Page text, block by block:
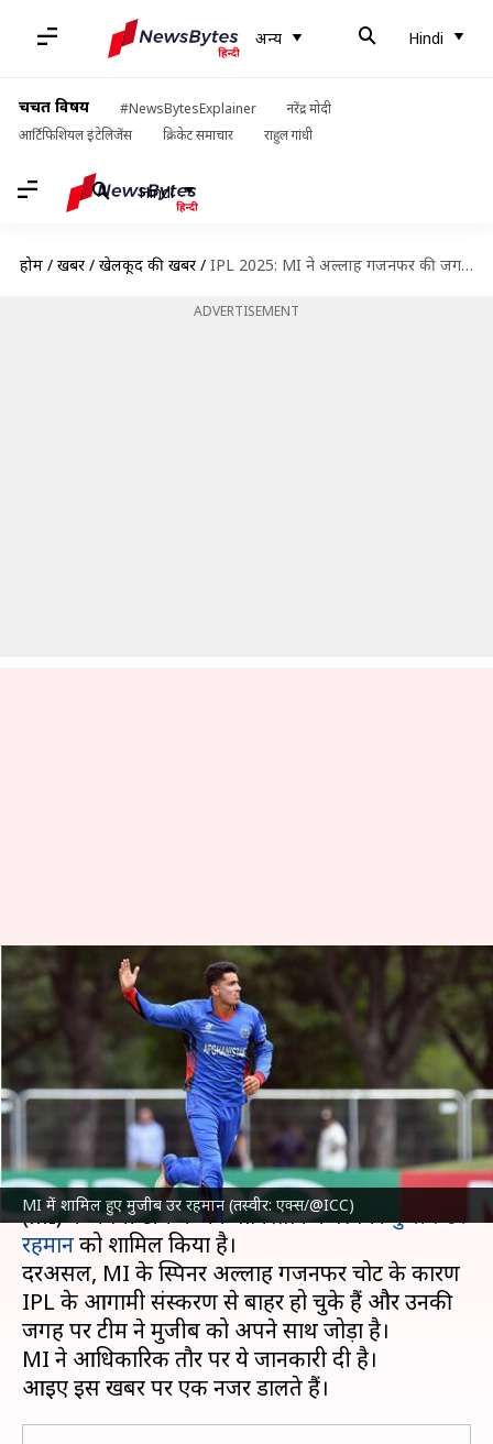
अन्य Hindi
चर्चित विषय #NewsBytesExplainer
नरेंद्र मोदी
आर्टिफिशियल इंटेलिजेंस
क्रिकेट समाचार राहुल गांधी
Hindi
होम / खबरें / खेलकूद की खबरें / IPL 2025: MI ने अल्लाह गजनफर की जगह मुजीब उर रहमान को टीम में किया शामिल
ADVERTISEMENT
MI में शामिल हुए मुजीब उर रहमान (तस्वीर: एक्स/@ICC)
IPL 2025: MI ने अल्लाह गजनफर
की जगह मुजीब उर रहमान को टीम में
किया शामिल
अंकित पसबोला Feb 16, 2025 02:16 pm
क्या है खबर?
इंडियन प्रीमियर लीग (IPL) 2025के लिए मुंबई इंडियंस
(MI) ने अपनी टीम में अफगानिस्तान के स्पिनरमुजीब उर
रहमानको शामिल किया है।
दरअसल, MI के स्पिनर अल्लाह गजनफर चोट के कारण
IPL के आगामी संस्करण से बाहर हो चुके हैं और उनकी
जगह पर टीम ने मुजीब को अपने साथ जोड़ा है।
MI ने आधिकारिक तौर पर ये जानकारी दी है।